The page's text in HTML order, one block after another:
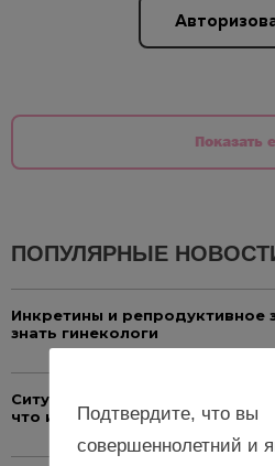
Показать
ПОПУЛЯРНЫЕ
Инкретины и
знать гинекологи
Ситуация с
что изменилось?
Подтвердите, что вы
совершеннолетний и